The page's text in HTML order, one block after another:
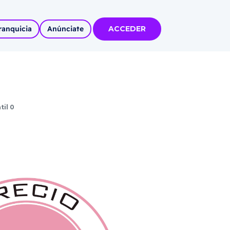
invertir
con
tu Marca
Anúnciate ACCEDER
0